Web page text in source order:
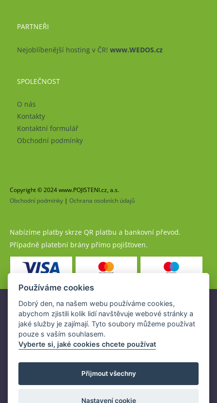
PARTNEŘI
Nejoblíbenější hosting v ČR! www.WEDOS.cz
SPOLEČNOST
O nás
Kontakty
Kontaktní formulář
Obchodní podmínky
Copyright © 2024 www.POJISTENI.cz, a.s.
Obchodní podmínky | Ochrana osobních údajů
Nabízíme platby skrze QR platbu a bankovní převod.
Případně platební brány přímo pojišťoven.
Pojistné produkty jsou nabízeny společností
www.POJISTENI.cz, a.s. na základě platné licence České
národní banky (ČNB).
Licence ČNB umožňuje www.POJISTENI.cz, a.s. poskytovat
Používáme cookies
Dobrý den, na našem webu používáme cookies,
abychom zjistili kolik lidí navštěvuje webové stránky a
jaké služby je zajímají. Tyto soubory můžeme používat
pouze s vaším souhlasem.
Vyberte si, jaké cookies chcete používat
Přijmout všechny
Nastavení cookie